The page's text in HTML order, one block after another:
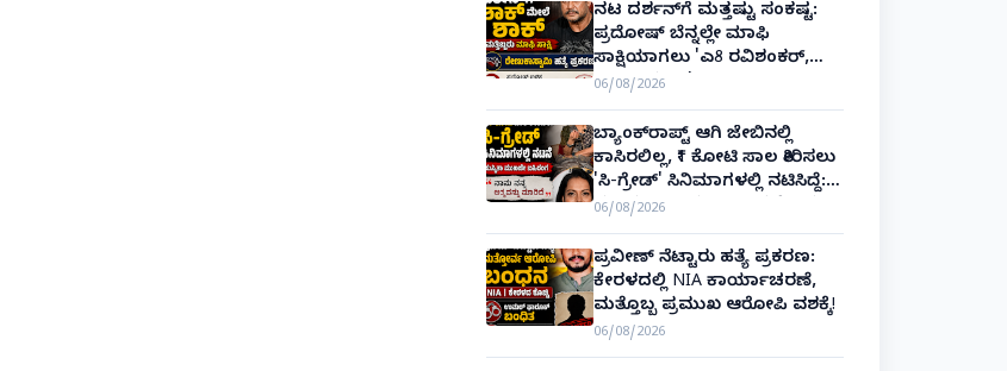
ನಟ ದರ್ಶನ್‌ಗೆ ಮತ್ತಷ್ಟು ಸಂಕಷ್ಟ:
ಪ್ರದೋಷ್ ಬೆನ್ನಲ್ಲೇ ಮಾಫಿ
ಸಾಕ್ಷಿಯಾಗಲು 'ಎ8 ರವಿಶಂಕರ್,
ಎ10 ವಿನಯ್' ಅರ್ಜಿ!
06/08/2026
ಬ್ಯಾಂಕ್‌ರಾಪ್ಟ್‌ ಆಗಿ ಜೇಬಿನಲ್ಲಿ
ಕಾಸಿರಲಿಲ್ಲ, ₹1 ಕೋಟಿ ಸಾಲ ತೀರಿಸಲು
'ಸಿ-ಗ್ರೇಡ್' ಸಿನಿಮಾಗಳಲ್ಲಿ ನಟಿಸಿದ್ದೆ:
ನಟಿ ಸುಸ್ಮಿತಾ ಮುಖರ್ಜಿ ಕಣ್ಣೀರಿನ
ಹಣೆಬರಹ!
06/08/2026
ಪ್ರವೀಣ್ ನೆಟ್ಟಾರು ಹತ್ಯೆ ಪ್ರಕರಣ:
ಕೇರಳದಲ್ಲಿ NIA ಕಾರ್ಯಾಚರಣೆ,
ಮತ್ತೊಬ್ಬ ಪ್ರಮುಖ ಆರೋಪಿ ವಶಕ್ಕೆ!
06/08/2026